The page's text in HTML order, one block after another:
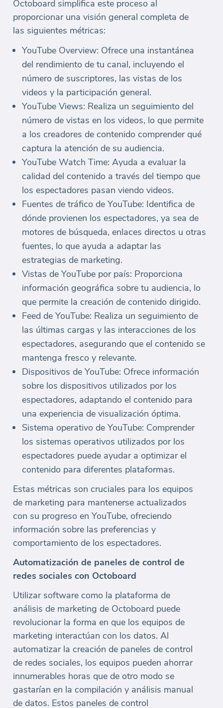
Octoboard simplifica este proceso al
proporcionar una visión general completa de
las siguientes métricas:
YouTube Overview: Ofrece una instantánea
del rendimiento de tu canal, incluyendo el
número de suscriptores, las vistas de los
videos y la participación general.
YouTube Views: Realiza un seguimiento del
número de vistas en los videos, lo que permite
a los creadores de contenido comprender qué
captura la atención de su audiencia.
YouTube Watch Time: Ayuda a evaluar la
calidad del contenido a través del tiempo que
los espectadores pasan viendo videos.
Fuentes de tráfico de YouTube: Identifica de
dónde provienen los espectadores, ya sea de
motores de búsqueda, enlaces directos u otras
fuentes, lo que ayuda a adaptar las
estrategias de marketing.
Vistas de YouTube por país: Proporciona
información geográfica sobre tu audiencia, lo
que permite la creación de contenido dirigido.
Feed de YouTube: Realiza un seguimiento de
las últimas cargas y las interacciones de los
espectadores, asegurando que el contenido se
mantenga fresco y relevante.
Dispositivos de YouTube: Ofrece información
sobre los dispositivos utilizados por los
espectadores, adaptando el contenido para
una experiencia de visualización óptima.
Sistema operativo de YouTube: Comprender
los sistemas operativos utilizados por los
espectadores puede ayudar a optimizar el
contenido para diferentes plataformas.
Estas métricas son cruciales para los equipos
de marketing para mantenerse actualizados
con su progreso en YouTube, ofreciendo
información sobre las preferencias y
comportamiento de los espectadores.
Automatización de paneles de control de
redes sociales con Octoboard
Utilizar software como la plataforma de
análisis de marketing de Octoboard puede
revolucionar la forma en que los equipos de
marketing interactúan con los datos. Al
automatizar la creación de paneles de control
de redes sociales, los equipos pueden ahorrar
innumerables horas que de otro modo se
gastarían en la compilación y análisis manual
de datos. Estos paneles de control